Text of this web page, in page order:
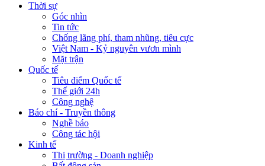
Thời sự
Góc nhìn
Tin tức
Chống lãng phí, tham nhũng, tiêu cực
Việt Nam - Kỷ nguyên vươn mình
Mặt trận
Quốc tế
Tiêu điểm Quốc tế
Thế giới 24h
Công nghệ
Báo chí - Truyền thông
Nghề báo
Công tác hội
Kinh tế
Thị trường - Doanh nghiệp